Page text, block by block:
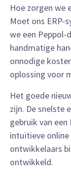
Hoe zorgen we
Moet ons ERP-
we een Peppol-
handmatige
onnodige
oplossing voor
Het goede
zijn. De snelste
gebruik van
intuïtieve
ontwikkelaars
ontwikkeld.